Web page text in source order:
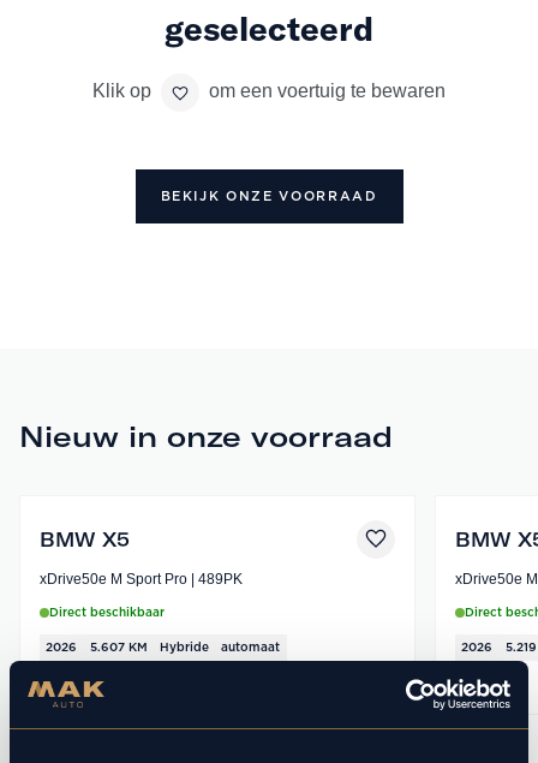
geselecteerd
Klik op om een voertuig te bewaren
BEKIJK ONZE VOORRAAD
Nieuw in onze voorraad
BMW X5
xDrive50e M Sport Pro | 489PK
Direct beschikbaar
2026 5.607 KM Hybride automaat
Prijs
BMW
Direct
2026
Prijs